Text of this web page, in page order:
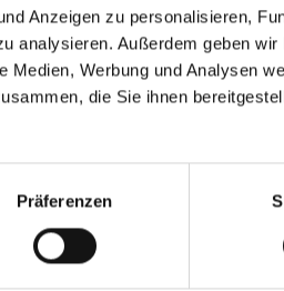
Anzeigen zu personalisieren,
analysieren. Außerdem geben
Medien, Werbung und Analysen
die Sie ihnen
Präferenzen